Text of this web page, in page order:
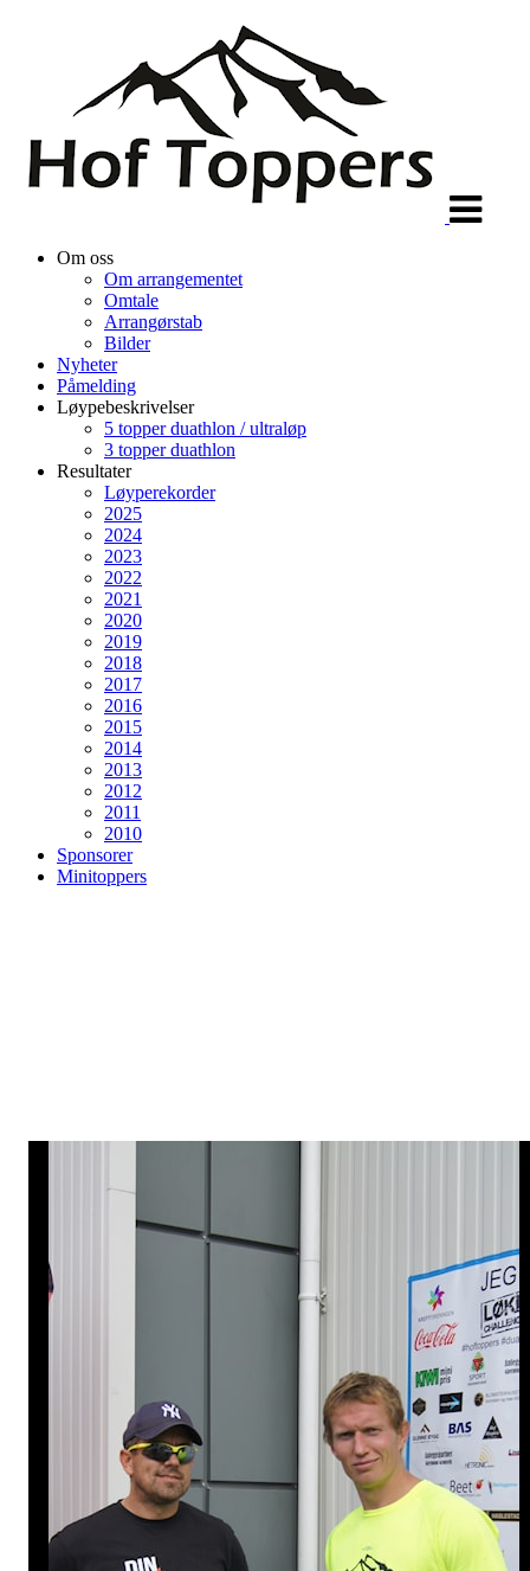
Om oss
Om arrangementet
Omtale
Arrangørstab
Bilder
Nyheter
Påmelding
Løypebeskrivelser
5 topper duathlon / ultraløp
3 topper duathlon
Resultater
Løyperekorder
2025
2024
2023
2022
2021
2020
2019
2018
2017
2016
2015
2014
2013
2012
2011
2010
Sponsorer
Minitoppers